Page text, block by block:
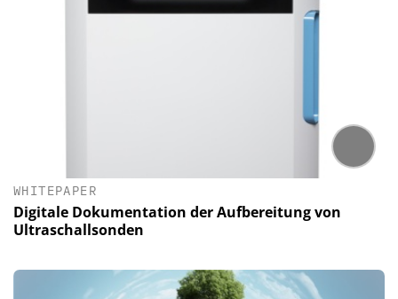
WHITEPAPER
Digitale Dokumentation der Aufbereitung von
Ultraschallsonden